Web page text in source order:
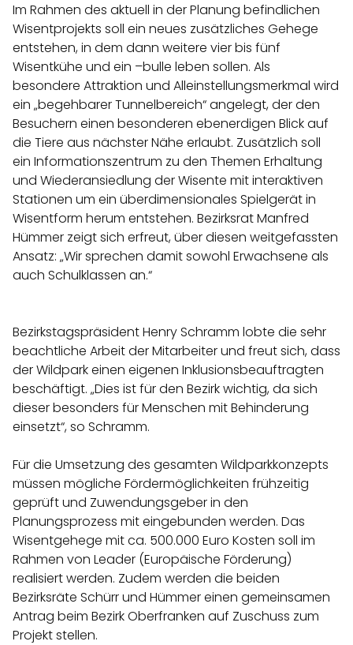
Im Rahmen des aktuell in der Planung befindlichen
Wisentprojekts soll ein neues zusätzliches Gehege
entstehen, in dem dann weitere vier bis fünf
Wisentkühe und ein –bulle leben sollen. Als
besondere Attraktion und Alleinstellungsmerkmal wird
ein „begehbarer Tunnelbereich“ angelegt, der den
Besuchern einen besonderen ebenerdigen Blick auf
die Tiere aus nächster Nähe erlaubt. Zusätzlich soll
ein Informationszentrum zu den Themen Erhaltung
und Wiederansiedlung der Wisente mit interaktiven
Stationen um ein überdimensionales Spielgerät in
Wisentform herum entstehen. Bezirksrat Manfred
Hümmer zeigt sich erfreut, über diesen weitgefassten
Ansatz: „Wir sprechen damit sowohl Erwachsene als
auch Schulklassen an.“
Bezirkstagspräsident Henry Schramm lobte die sehr
beachtliche Arbeit der Mitarbeiter und freut sich, dass
der Wildpark einen eigenen Inklusionsbeauftragten
beschäftigt. „Dies ist für den Bezirk wichtig, da sich
dieser besonders für Menschen mit Behinderung
einsetzt“, so Schramm.
Für die Umsetzung des gesamten Wildparkkonzepts
müssen mögliche Fördermöglichkeiten frühzeitig
geprüft und Zuwendungsgeber in den
Planungsprozess mit eingebunden werden. Das
Wisentgehege mit ca. 500.000 Euro Kosten soll im
Rahmen von Leader (Europäische Förderung)
realisiert werden. Zudem werden die beiden
Bezirksräte Schürr und Hümmer einen gemeinsamen
Antrag beim Bezirk Oberfranken auf Zuschuss zum
Projekt stellen.